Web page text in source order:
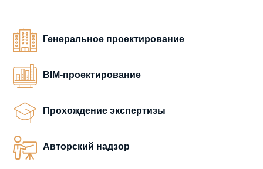
Генеральное проектирование
BIM-проектирование
Прохождение экспертизы
Авторский надзор